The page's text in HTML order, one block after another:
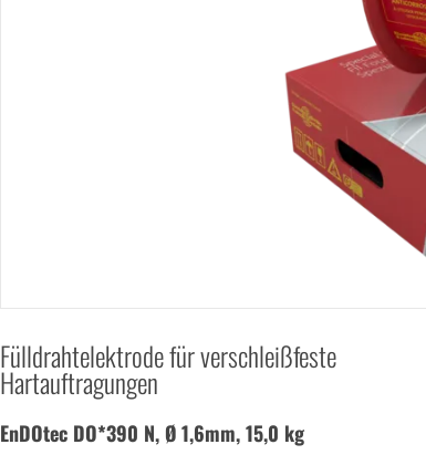
Fülldrahtelektrode für verschleißfeste
Hartauftragungen
EnDOtec DO*390 N, Ø 1,6mm, 15,0 kg